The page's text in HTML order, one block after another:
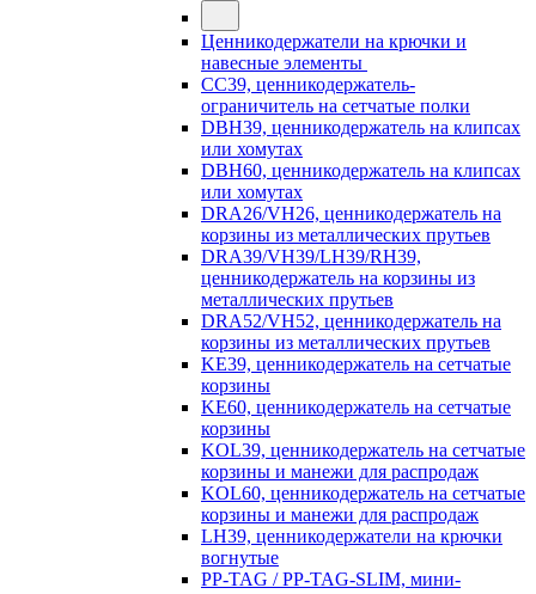
Ценникодержатели на крючки и
навесные элементы
CC39, ценникодержатель-
ограничитель на сетчатые полки
DBH39, ценникодержатель на клипсах
или хомутах
DBH60, ценникодержатель на клипсах
или хомутах
DRA26/VH26, ценникодержатель на
корзины из металлических прутьев
DRA39/VH39/LH39/RH39,
ценникодержатель на корзины из
металлических прутьев
DRA52/VH52, ценникодержатель на
корзины из металлических прутьев
KE39, ценникодержатель на сетчатые
корзины
KE60, ценникодержатель на сетчатые
корзины
KOL39, ценникодержатель на сетчатые
корзины и манежи для распродаж
KOL60, ценникодержатель на сетчатые
корзины и манежи для распродаж
LH39, ценникодержатели на крючки
вогнутые
PP-TAG / PP-TAG-SLIM, мини-